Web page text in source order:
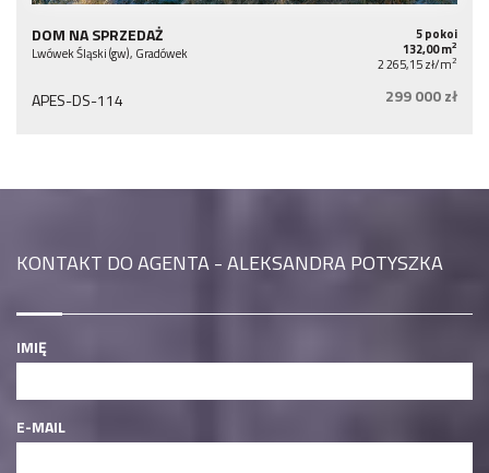
DOM NA SPRZEDAŻ
Lwówek Śląski (gw), Gradówek
5 pokoi
132,00 m2
2 265,15 zł/m2
APES-DS-114 299 000 zł
KONTAKT DO AGENTA - ALEKSANDRA POTYSZKA
IMIĘ
E-MAIL